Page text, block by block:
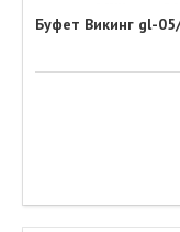
Буфет Викинг gl-